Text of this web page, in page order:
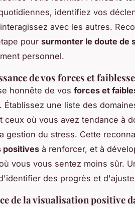
identifiez vos
avec les autres.
pour surmonter le doute de
personnel.
de vos forces et
honnête de vos forces et
Établissez une liste des
ceux où vous avez tendance à
gestion du stress. Cette
positives à renforcer, et à
vous vous sentez moins sûr.
des progrès et
de la visualisation positive